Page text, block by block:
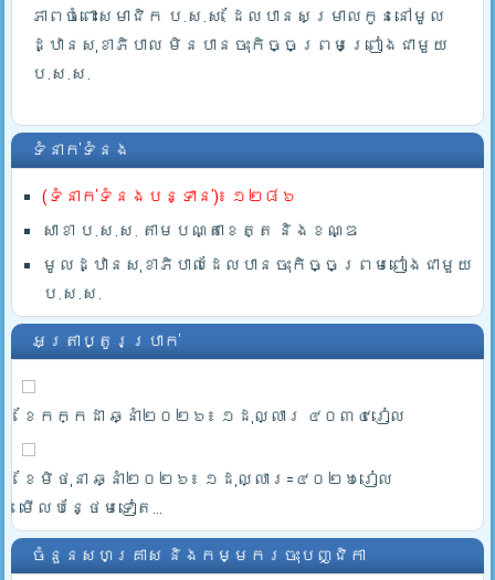
ភាពចំពោះសមាជិក ប.ស.ស. ដែលបានសម្រាលកូននៅមូល
ដ្ឋានសុខាភិបាល មិនបានចុះកិច្ចព្រមព្រៀងជាមួយ
ប.ស.ស.
ទំនាក់ទំនង
(ទំនាក់ទំនងបន្ទាន់)៖ ១២៨៦
សាខា ប.ស.ស. តាមបណ្តាខេត្ត និងខណ្ឌ
មូលដ្ឋានសុខាភិបាលដែលបានចុះកិច្ចព្រមពៀងជាមួយ
ប.ស.ស.
អត្រាប្តូរប្រាក់
ខែកក្កដា ឆ្នាំ២០២៦៖ ១ដុល្លារ ៤០៣៤រៀល
ខែមិថុនា ឆ្នាំ២០២៦៖ ១ដុល្លារ=៤០២៦រៀល
មើលបន្ថែមទៀត...
ចំនួនសហគ្រាស និងកម្មករចុះបញ្ជិកា